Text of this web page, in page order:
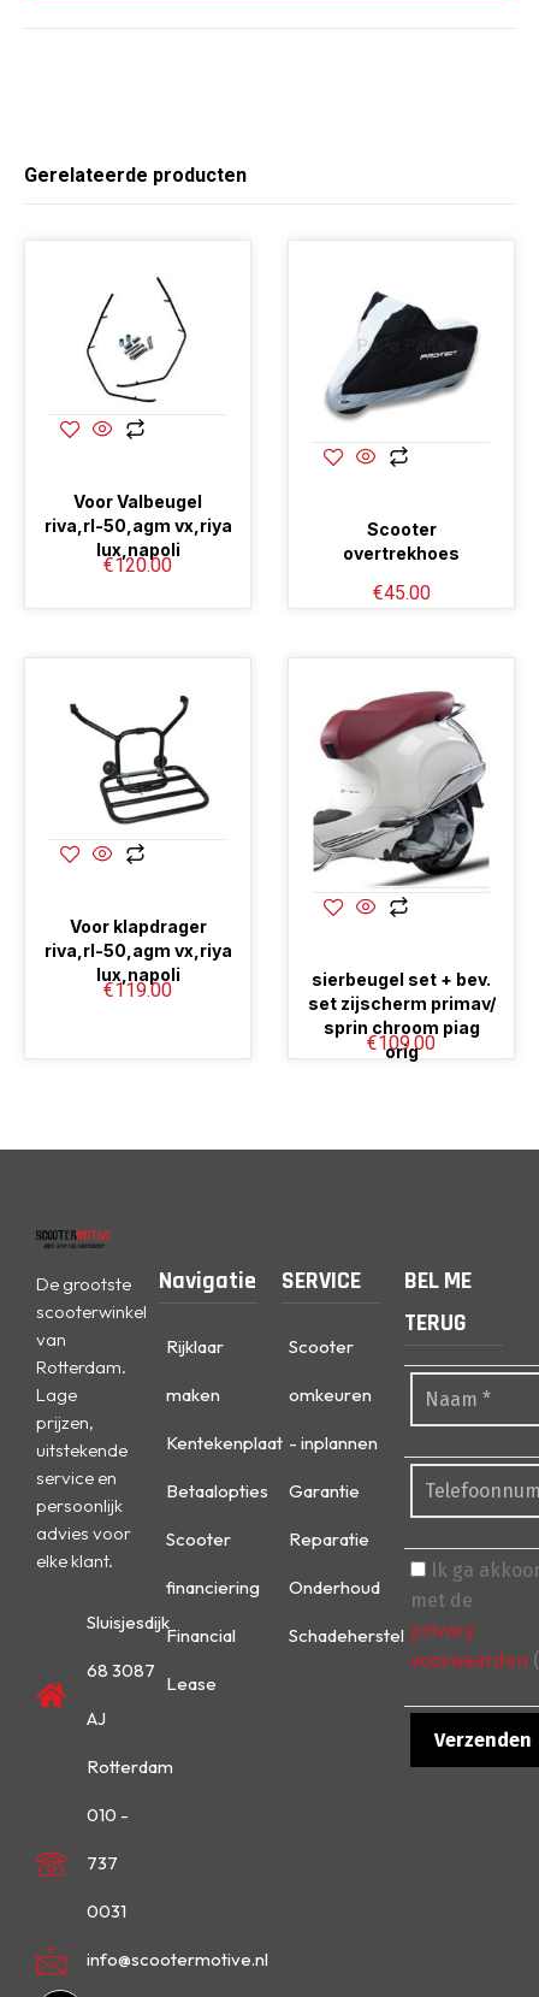
Gerelateerde producten
Voor Valbeugel
riva,rl-50,agm vx,riya
lux,napoli
€120.00
Scooter
overtrekhoes
€45.00
Voor klapdrager
riva,rl-50,agm vx,riya
lux,napoli
€119.00
sierbeugel set + bev.
set zijscherm primav/
sprin chroom piag
orig
€109.00
De grootste
scooterwinkel
van
Rotterdam.
Lage
prijzen,
uitstekende
service en
persoonlijk
advies voor
elke klant.
Sluisjesdijk
68 3087
AJ
Rotterdam
010 -
737
0031
info@scootermotive.nl
Navigatie
Rijklaar
maken
Kentekenplaat
Betaalopties
Scooter
financiering
Financial
Lease
SERVICE
Scooter
omkeuren
- inplannen
Garantie
Reparatie
Onderhoud
Schadeherstel
BEL ME
TERUG
Ik ga
met de
privacy
voorwaarden